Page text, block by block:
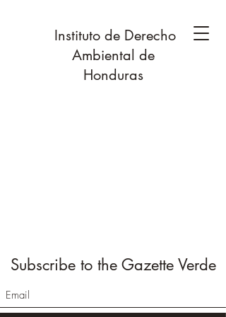
Instituto de Derecho
Ambiental de
Honduras
Subscribe to the Gazette Verde